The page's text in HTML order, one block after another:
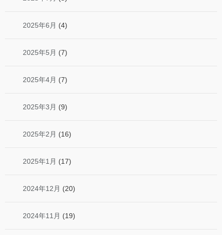
2025年6月 (4)
2025年5月 (7)
2025年4月 (7)
2025年3月 (9)
2025年2月 (16)
2025年1月 (17)
2024年12月 (20)
2024年11月 (19)